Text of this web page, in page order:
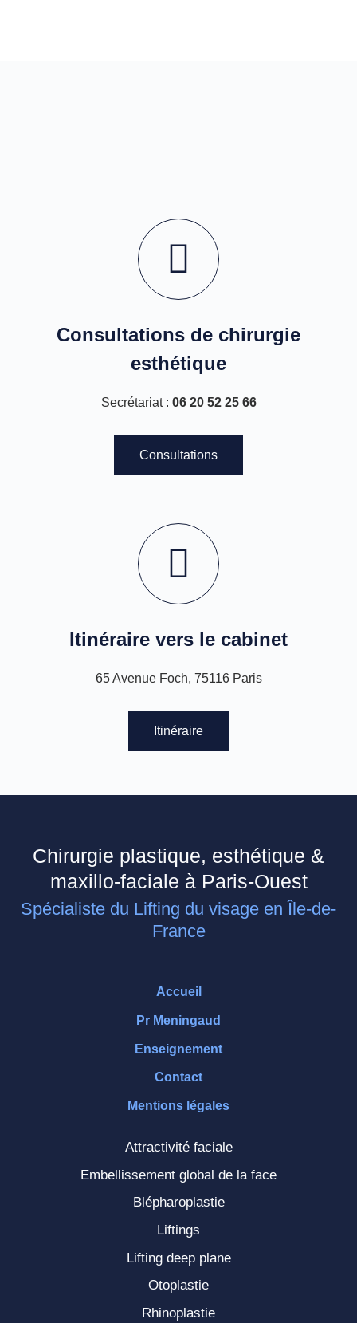
Consultations de chirurgie
esthétique
Secrétariat : 06 20 52 25 66
Consultations
Itinéraire vers le cabinet
65 Avenue Foch, 75116 Paris
Itinéraire
Chirurgie plastique, esthétique &
maxillo-faciale à Paris-Ouest
Spécialiste du Lifting du visage en Île-de-
France
Accueil
Pr Meningaud
Enseignement
Contact
Mentions légales
Attractivité faciale
Embellissement global de la face
Blépharoplastie
Liftings
Lifting deep plane
Otoplastie
Rhinoplastie